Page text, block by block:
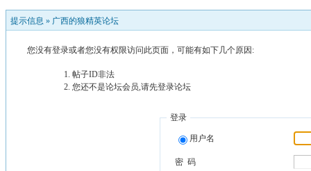
提示信息 » 广西的狼精英论坛
您没有登录或者您没有权限访问此页面，可能有如下几个原因:
帖子ID非法
您还不是论坛会员,请先登录论坛
登录
用户名
密 码